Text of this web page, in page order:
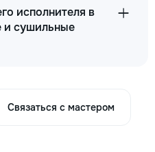
исполнителя в
и сушильные
Связаться с мастером